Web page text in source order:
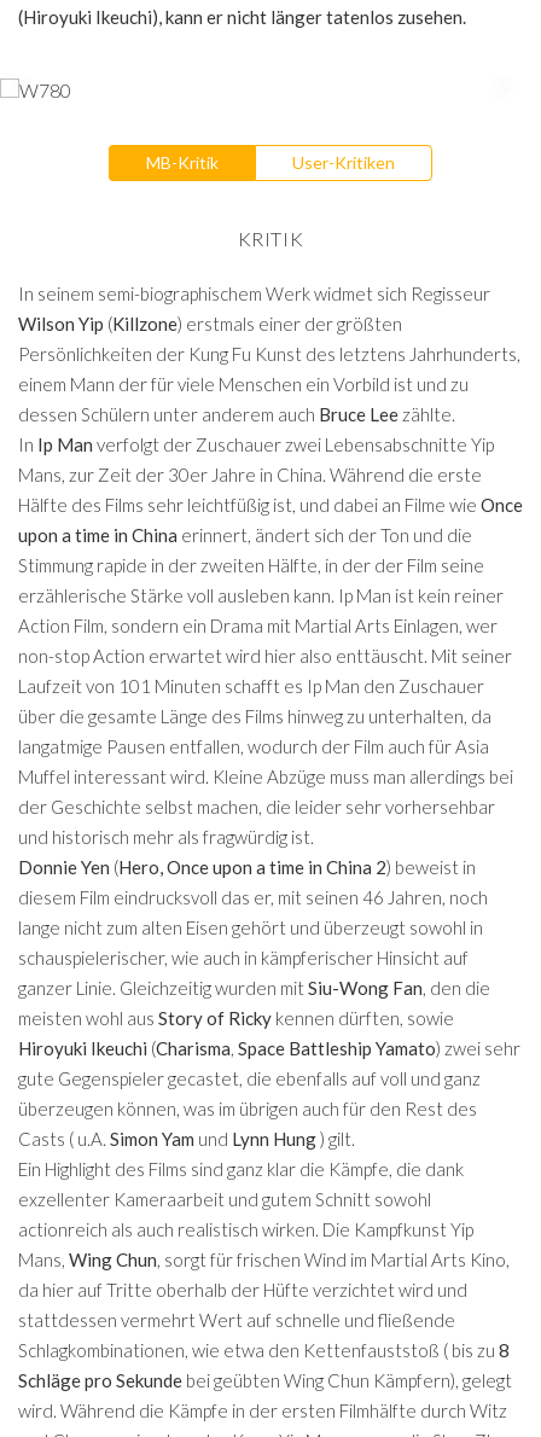
(Hiroyuki Ikeuchi), kann er nicht länger tatenlos zusehen.
MB-Kritik User-Kritiken
KRITIK
In seinem semi-biographischem Werk widmet sich Regisseur
Wilson Yip (Killzone) erstmals einer der größten
Persönlichkeiten der Kung Fu Kunst des letztens Jahrhunderts,
einem Mann der für viele Menschen ein Vorbild ist und zu
dessen Schülern unter anderem auch Bruce Leezählte.
In Ip Man verfolgt der Zuschauer zwei Lebensabschnitte Yip
Mans, zur Zeit der 30er Jahre in China. Während die erste
Hälfte des Films sehr leichtfüßig ist, und dabei an Filme wie Once
upon a time in China erinnert, ändert sich der Ton und die
Stimmung rapide in der zweiten Hälfte, in der der Film seine
erzählerische Stärke voll ausleben kann. Ip Man ist kein reiner
Action Film, sondern ein Drama mit Martial Arts Einlagen, wer
non-stop Action erwartet wird hier also enttäuscht. Mit seiner
Laufzeit von 101 Minuten schafft es Ip Man den Zuschauer
über die gesamte Länge des Films hinweg zu unterhalten, da
langatmige Pausen entfallen, wodurch der Film auch für Asia
Muffel interessant wird. Kleine Abzüge muss man allerdings bei
der Geschichte selbst machen, die leider sehr vorhersehbar
und historisch mehr als fragwürdig ist.
Donnie Yen (Hero Once upon a time in China 2) beweist in
diesem Film eindrucksvoll das er, mit seinen 46 Jahren, noch
lange nicht zum alten Eisen gehört und überzeugt sowohl in
schauspielerischer, wie auch in kämpferischer Hinsicht auf
ganzer Linie. Gleichzeitig wurden mit Siu-Wong Fan , den die
meisten wohl aus Story of Ricky kennen dürften, sowie
Hiroyuki Ikeuchi (Charisma Space Battleship Yamato) zwei sehr
gute Gegenspieler gecastet, die ebenfalls auf voll und ganz
überzeugen können, was im übrigen auch für den Rest des
Casts ( u.A. Simon Yam und Lynn Hung) gilt.
Ein Highlight des Films sind ganz klar die Kämpfe, die dank
exzellenter Kameraarbeit und gutem Schnitt sowohl
actionreich als auch realistisch wirken. Die Kampfkunst Yip
Mans, Wing Chun , sorgt für frischen Wind im Martial Arts Kino,
da hier auf Tritte oberhalb der Hüfte verzichtet wird und
stattdessen vermehrt Wert auf schnelle und fließende
Schlagkombinationen, wie etwa den Kettenfauststoß ( bis zu 8
Schläge pro Sekunde bei geübten Wing Chun Kämpfern), gelegt
wird. Während die Kämpfe in der ersten Filmhälfte durch Witz